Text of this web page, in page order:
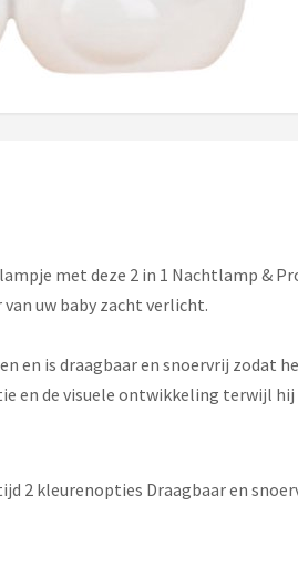
met deze 2 in 1 Nachtlamp &
uw baby zacht verlicht.
en is draagbaar en snoervrij zodat
en de visuele ontwikkeling terwijl hij
2 kleurenopties Draagbaar en